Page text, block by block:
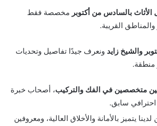
بالسادس من أكتوبر مخصصة فقط
القريبة.
والشيخ زايد ونعرف جيدًا تفاصيل وتحديات
منطقة.
متخصصين في الفك والتركيب، أصحاب خبرة
سابق.
يتميز بالأمانة والأخلاق العالية، ومعروفين